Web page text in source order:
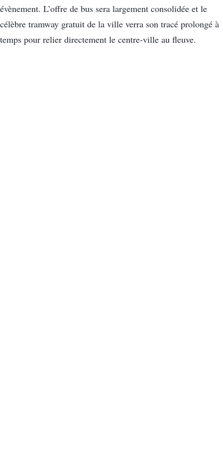
évènement. L’offre de bus sera largement consolidée et le
célèbre tramway gratuit de la ville verra son tracé prolongé à
temps pour relier directement le centre-ville au fleuve.